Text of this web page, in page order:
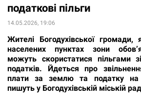
податкові пільги
14.05.2026, 19:06
Жителі Богодухівської
населених пунктах зони
можуть скористатися пільгами
податків. Йдеться про
плати за землю та податку на
пишуть у Богодухівській міській